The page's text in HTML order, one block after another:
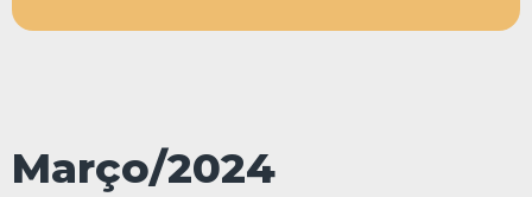
Março/2024